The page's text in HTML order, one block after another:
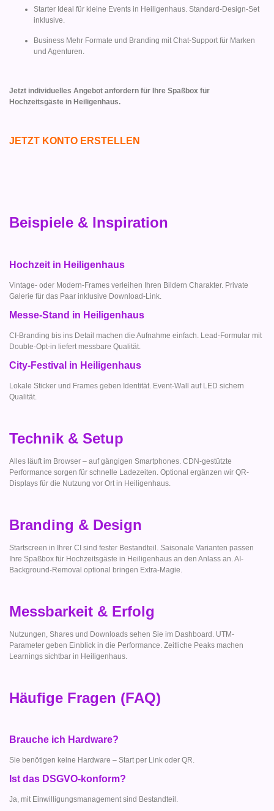
Starter Ideal für kleine Events in Heiligenhaus. Standard-Design-Set
inklusive.
Business Mehr Formate und Branding mit Chat-Support für Marken
und Agenturen.
Jetzt individuelles Angebot anfordern für Ihre Spaßbox für
Hochzeitsgäste in Heiligenhaus.
JETZT KONTO ERSTELLEN
Beispiele & Inspiration
Hochzeit in Heiligenhaus
Vintage- oder Modern-Frames verleihen Ihren Bildern Charakter. Private
Galerie für das Paar inklusive Download-Link.
Messe-Stand in Heiligenhaus
CI-Branding bis ins Detail machen die Aufnahme einfach. Lead-Formular mit
Double-Opt-in liefert messbare Qualität.
City-Festival in Heiligenhaus
Lokale Sticker und Frames geben Identität. Event-Wall auf LED sichern
Qualität.
Technik & Setup
Alles läuft im Browser – auf gängigen Smartphones. CDN-gestützte
Performance sorgen für schnelle Ladezeiten. Optional ergänzen wir QR-
Displays für die Nutzung vor Ort in Heiligenhaus.
Branding & Design
Startscreen in Ihrer CI sind fester Bestandteil. Saisonale Varianten passen
Ihre Spaßbox für Hochzeitsgäste in Heiligenhaus an den Anlass an. AI-
Background-Removal optional bringen Extra-Magie.
Messbarkeit & Erfolg
Nutzungen, Shares und Downloads sehen Sie im Dashboard. UTM-
Parameter geben Einblick in die Performance. Zeitliche Peaks machen
Learnings sichtbar in Heiligenhaus.
Häufige Fragen (FAQ)
Brauche ich Hardware?
Sie benötigen keine Hardware – Start per Link oder QR.
Ist das DSGVO-konform?
Ja, mit Einwilligungsmanagement sind Bestandteil.